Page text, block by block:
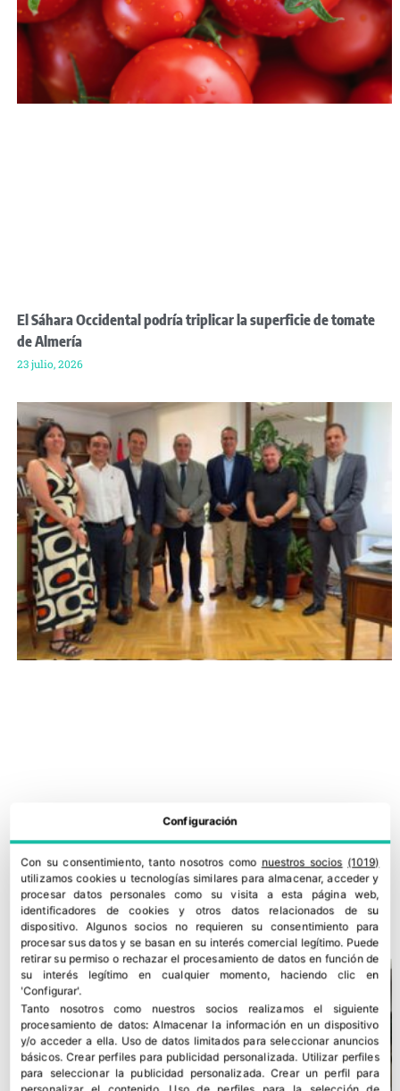
El Sáhara Occidental podría triplicar la superficie de tomate
de Almería
23 julio, 2026
COEXPHAL traslada al Ministerio de Agricultura el estado
fitosanitario actual del campo almeriense
23 julio, 2026
Configuración
Con su consentimiento, tanto nosotros como nuestros socios (1019)
utilizamos cookies u tecnologías similares para almacenar, acceder y
procesar datos personales como su visita a esta página web,
identificadores de cookies y otros datos relacionados de su
dispositivo. Algunos socios no requieren su consentimiento para
procesar sus datos y se basan en su interés comercial legítimo. Puede
retirar su permiso o rechazar el procesamiento de datos en función de
su interés legítimo en cualquier momento, haciendo clic en
'Configurar'.
Tanto nosotros como nuestros socios realizamos el siguiente
procesamiento de datos:Almacenar la información en un dispositivo
y/o acceder a ella. Uso de datos limitados para seleccionar anuncios
básicos.Crear perfiles para publicidad personalizada. Utilizar perfiles
para seleccionar la publicidad personalizada.Crear un perfil para